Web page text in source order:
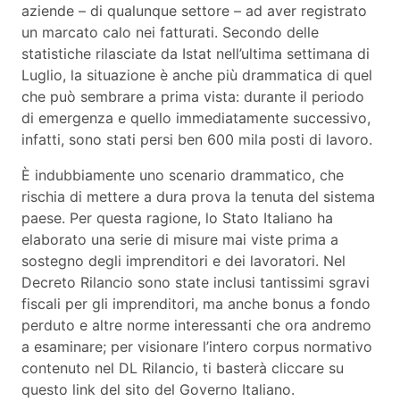
aziende – di qualunque settore – ad aver registrato
un marcato calo nei fatturati. Secondo delle
statistiche rilasciate da Istat nell’ultima settimana di
Luglio, la situazione è anche più drammatica di quel
che può sembrare a prima vista: durante il periodo
di emergenza e quello immediatamente successivo,
infatti, sono stati persi ben 600 mila posti di lavoro.
È indubbiamente uno scenario drammatico, che
rischia di mettere a dura prova la tenuta del sistema
paese. Per questa ragione, lo Stato Italiano ha
elaborato una serie di misure mai viste prima a
sostegno degli imprenditori e dei lavoratori. Nel
Decreto Rilancio sono state inclusi tantissimi sgravi
fiscali per gli imprenditori, ma anche bonus a fondo
perduto e altre norme interessanti che ora andremo
a esaminare; per visionare l’intero corpus normativo
contenuto nel DL Rilancio, ti basterà cliccare su
questo link del sito del Governo Italiano.